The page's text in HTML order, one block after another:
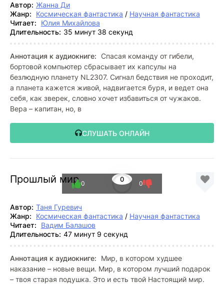
Автор: Жанна Ди
Жанр:
Космическая фантастика / Научная фантастика
Читает:
Юлия Михайлова
Длительность: 35 минут 38 секунд
Аннотация к аудиокниге: Спасая команду от гибели,
бортовой компьютер сбрасывает их капсулы на
безлюдную планету NL2307. Сигнал бедствия не проходит,
а планета кажется живой, надвигается буря, и ведет она
себя, как зверек, словно хочет избавиться от чужаков.
Вера – капитан, но, в
СЛУШАТЬ ОНЛАЙН
Прошлый мир 0
0 0
Автор: Таня Гуревич
Жанр:
Космическая фантастика / Научная фантастика
Читает:
Вадим Балашов
Длительность: 47 минут 9 секунд
Аннотация к аудиокниге:
Мир, в котором худшее
наказание – новые вещи. Мир, в котором лучший подарок
– твоя старая подушка. Это и есть твой Настоящий мир.